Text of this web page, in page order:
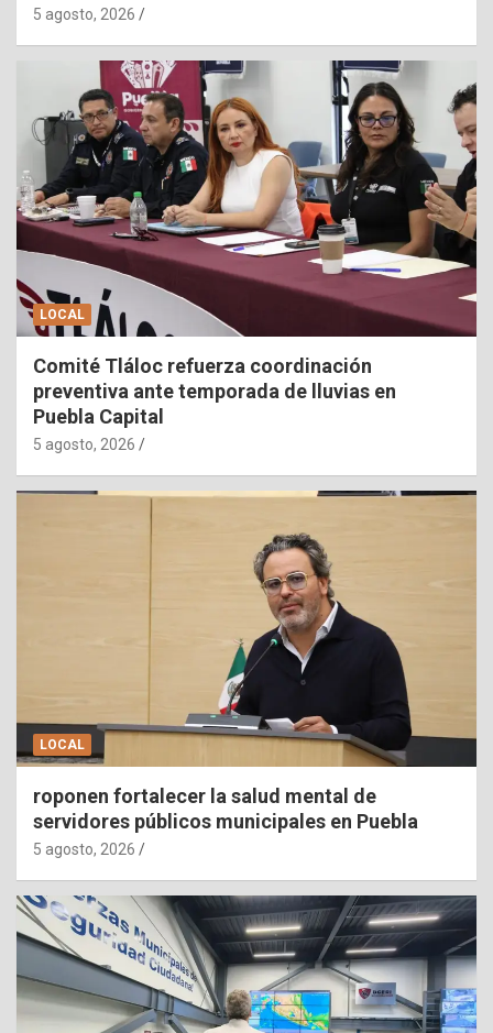
5 agosto, 2026
LOCAL
Comité Tláloc refuerza coordinación
preventiva ante temporada de lluvias en
Puebla Capital
5 agosto, 2026
LOCAL
roponen fortalecer la salud mental de
servidores públicos municipales en Puebla
5 agosto, 2026